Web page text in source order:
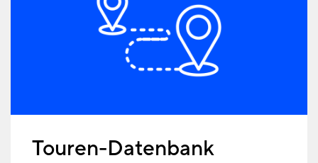
Touren-Datenbank